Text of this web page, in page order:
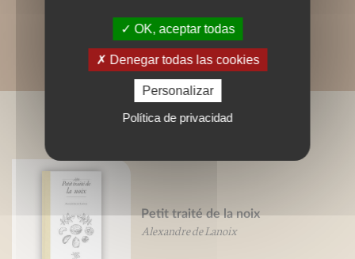
LIVRES ASSOCIÉS
Petit traité de la noix
Alexandre de Lanoix
OK, aceptar todas
Denegar todas las cookies
Personalizar
Política de privacidad